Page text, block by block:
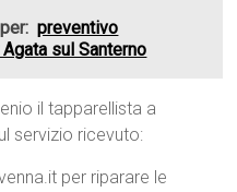
preventivo
sul Santerno
il tapparellista a
servizio ricevuto:
per riparare le